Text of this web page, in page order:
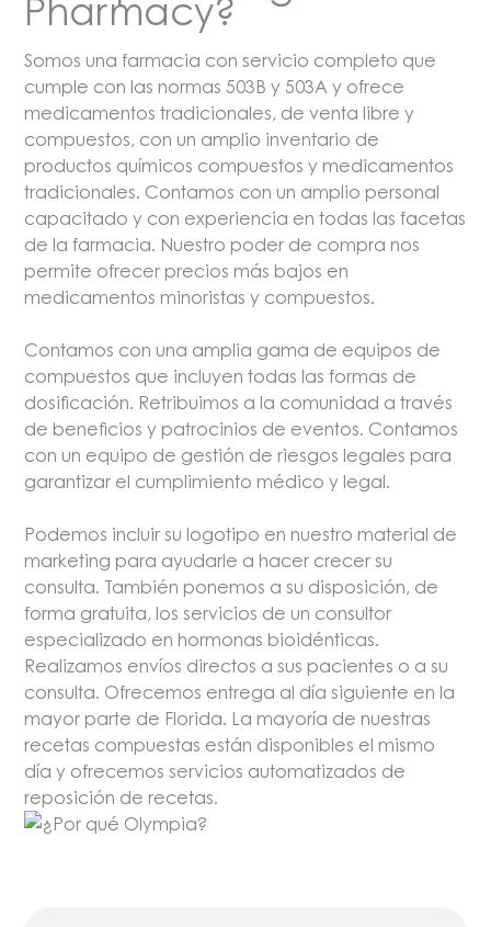
Pharmacy?
Somos una farmacia con servicio completo que
cumple con las normas 503B y 503A y ofrece
medicamentos tradicionales, de venta libre y
compuestos, con un amplio inventario de
productos químicos compuestos y medicamentos
tradicionales. Contamos con un amplio personal
capacitado y con experiencia en todas las facetas
de la farmacia. Nuestro poder de compra nos
permite ofrecer precios más bajos en
medicamentos minoristas y compuestos.
Contamos con una amplia gama de equipos de
compuestos que incluyen todas las formas de
dosificación. Retribuimos a la comunidad a través
de beneficios y patrocinios de eventos. Contamos
con un equipo de gestión de riesgos legales para
garantizar el cumplimiento médico y legal.
Podemos incluir su logotipo en nuestro material de
marketing para ayudarle a hacer crecer su
consulta. También ponemos a su disposición, de
forma gratuita, los servicios de un consultor
especializado en hormonas bioidénticas.
Realizamos envíos directos a sus pacientes o a su
consulta. Ofrecemos entrega al día siguiente en la
mayor parte de Florida. La mayoría de nuestras
recetas compuestas están disponibles el mismo
día y ofrecemos servicios automatizados de
reposición de recetas.